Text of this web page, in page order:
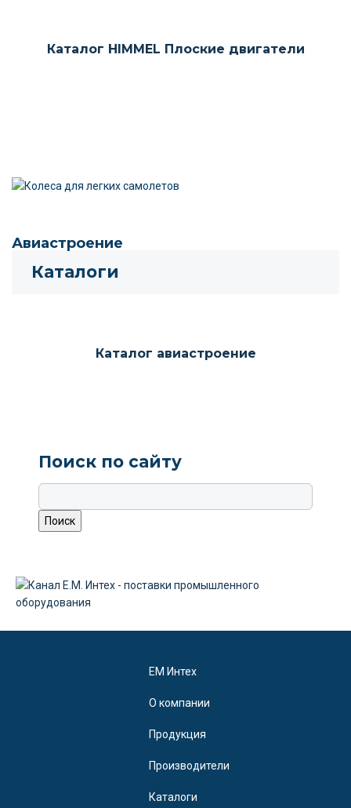
Каталог HIMMEL Плоские двигатели
Авиастроение
Каталоги
Каталог авиастроение
Поиск по сайту
EM Интех
О компании
Продукция
Производители
Каталоги